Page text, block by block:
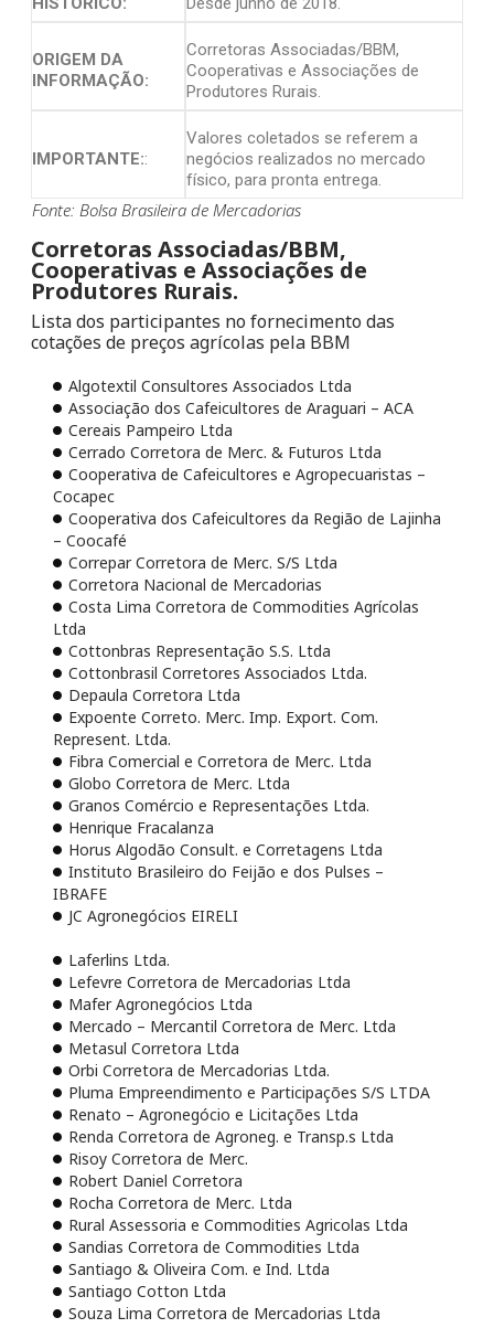
ORIGEM DA
INFORMAÇÃO:
Corretoras Associadas/BBM,
Cooperativas e Associações de
Produtores Rurais.
IMPORTANTE::
Valores coletados se referem a
negócios realizados no mercado
físico, para pronta entrega.
Fonte: Bolsa Brasileira de Mercadorias
Corretoras Associadas/BBM,
Cooperativas e Associações de
Produtores Rurais.
Lista dos participantes no fornecimento das
cotações de preços agrícolas pela BBM
Algotextil Consultores Associados Ltda
Associação dos Cafeicultores de Araguari – ACA
Cereais Pampeiro Ltda
Cerrado Corretora de Merc. & Futuros Ltda
Cooperativa de Cafeicultores e Agropecuaristas –
Cocapec
Cooperativa dos Cafeicultores da Região de Lajinha
– Coocafé
Correpar Corretora de Merc. S/S Ltda
Corretora Nacional de Mercadorias
Costa Lima Corretora de Commodities Agrícolas
Ltda
Cottonbras Representação S.S. Ltda
Cottonbrasil Corretores Associados Ltda.
Depaula Corretora Ltda
Expoente Correto. Merc. Imp. Export. Com.
Represent. Ltda.
Fibra Comercial e Corretora de Merc. Ltda
Globo Corretora de Merc. Ltda
Granos Comércio e Representações Ltda.
Henrique Fracalanza
Horus Algodão Consult. e Corretagens Ltda
Instituto Brasileiro do Feijão e dos Pulses –
IBRAFE
JC Agronegócios EIRELI
Laferlins Ltda.
Lefevre Corretora de Mercadorias Ltda
Mafer Agronegócios Ltda
Mercado – Mercantil Corretora de Merc. Ltda
Metasul Corretora Ltda
Orbi Corretora de Mercadorias Ltda.
Pluma Empreendimento e Participações S/S LTDA
Renato – Agronegócio e Licitações Ltda
Renda Corretora de Agroneg. e Transp.s Ltda
Risoy Corretora de Merc.
Robert Daniel Corretora
Rocha Corretora de Merc. Ltda
Rural Assessoria e Commodities Agricolas Ltda
Sandias Corretora de Commodities Ltda
Santiago & Oliveira Com. e Ind. Ltda
Santiago Cotton Ltda
Souza Lima Corretora de Mercadorias Ltda